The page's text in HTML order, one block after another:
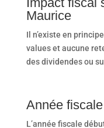
Maurice
Il n’existe en
values et aucune
des dividendes ou
Année
L’année fiscale